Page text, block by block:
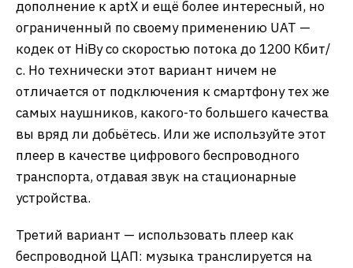
дополнение к aptX и ещё более интересный, но
ограниченный по своему применению UAT —
кодек от HiBy со скоростью потока до 1200 Кбит/
с. Но технически этот вариант ничем не
отличается от подключения к смартфону тех же
самых наушников, какого-то большего качества
вы вряд ли добьётесь. Или же используйте этот
плеер в качестве цифрового беспроводного
транспорта, отдавая звук на стационарные
устройства.
Третий вариант — использовать плеер как
беспроводной ЦАП: музыка транслируется на